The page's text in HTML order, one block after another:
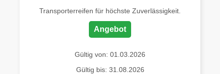
Transporterreifen für höchste Zuverlässigkeit.
Angebot
Gültig von: 01.03.2026
Gültig bis: 31.08.2026